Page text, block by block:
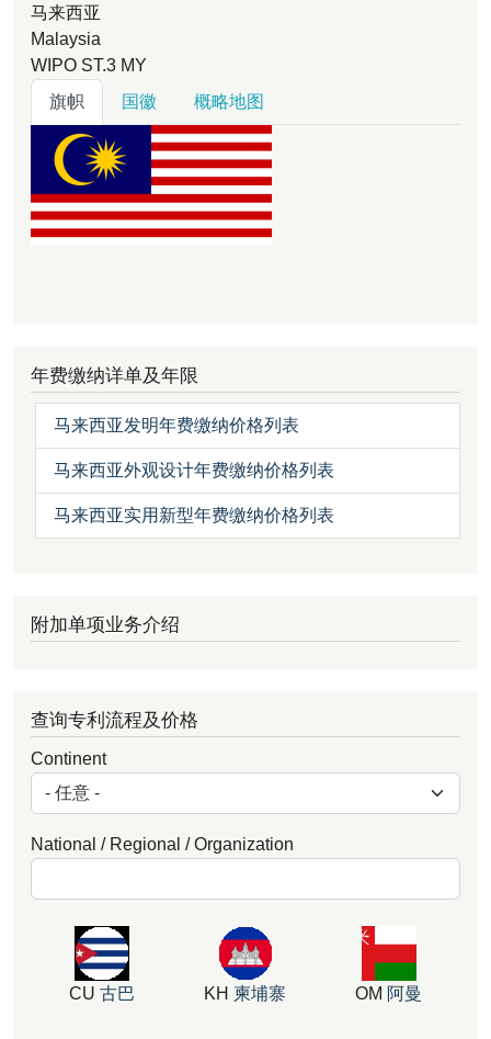
马来西亚
Malaysia
WIPO ST.3 MY
旗帜
国徽 概略地图
年费缴纳详单及年限
马来西亚发明年费缴纳价格列表
马来西亚外观设计年费缴纳价格列表
马来西亚实用新型年费缴纳价格列表
附加单项业务介绍
查询专利流程及价格
Continent
National / Regional / Organization
CU 古巴 KH 柬埔寨 OM 阿曼